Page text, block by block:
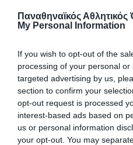
Παναθηναϊκός Αθλητικός
My Personal Information
If you wish to opt-out of the
processing of your personal
targeted advertising by us,
section to confirm your
opt-out request is processed
interest-based ads based on
us or personal information
your opt-out. You may
Με διψήφιο
Ουκρανία
ματς που ο Ντμίτρο
17.07.2026 ΒΟΛΕΪ ΑΝΔΡΩΝ